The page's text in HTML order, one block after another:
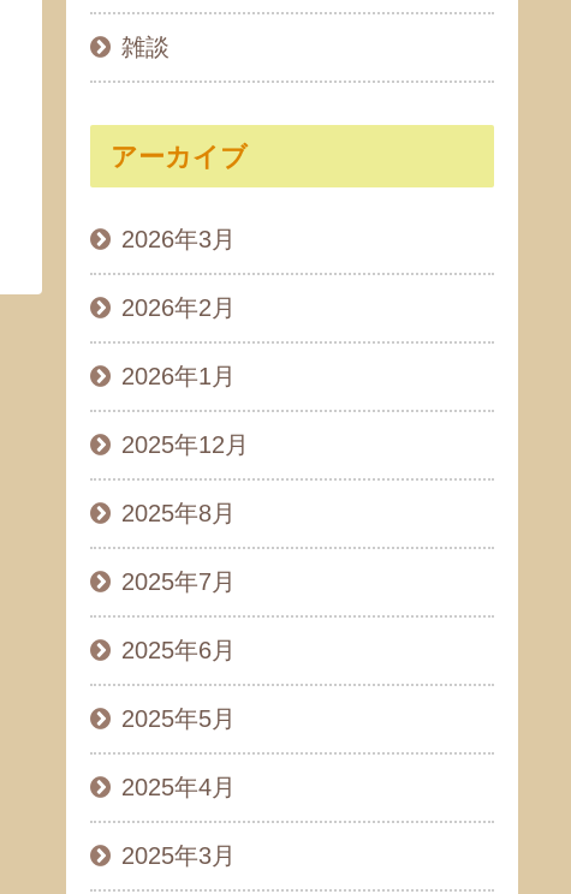
雑談
アーカイブ
2026年3月
2026年2月
2026年1月
2025年12月
2025年8月
2025年7月
2025年6月
2025年5月
2025年4月
2025年3月